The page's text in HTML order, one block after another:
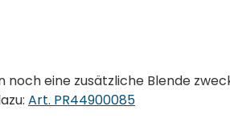
eine zusätzliche Blende
Art. PR44900085